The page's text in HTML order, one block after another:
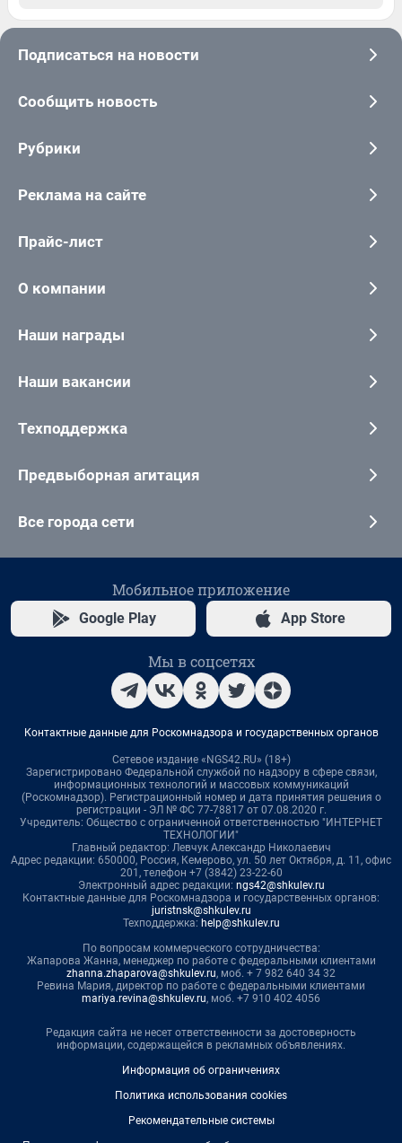
Подписаться на новости
Сообщить новость
Рубрики
Реклама на сайте
Прайс-лист
О компании
Наши награды
Наши вакансии
Техподдержка
Предвыборная агитация
Все города сети
Мобильное приложение
Google Play App Store
Мы в соцсетях
Контактные данные для Роскомнадзора и государственных органов
Сетевое издание «NGS42.RU» (18+)
Зарегистрировано Федеральной службой по надзору в сфере связи,
информационных технологий и массовых коммуникаций
(Роскомнадзор). Регистрационный номер и дата принятия решения о
регистрации - ЭЛ № ФС 77-78817 от 07.08.2020 г.
Учредитель: Общество с ограниченной ответственностью "ИНТЕРНЕТ
ТЕХНОЛОГИИ"
Главный редактор: Левчук Александр Николаевич
Адрес редакции: 650000, Россия, Кемерово, ул. 50 лет Октября, д. 11, офис
201, телефон +7 (3842) 23-22-60
Электронный адрес редакции: ngs42@shkulev.ru
Контактные данные для Роскомнадзора и государственных органов:
juristnsk@shkulev.ru
Техподдержка: help@shkulev.ru
По вопросам коммерческого сотрудничества:
Жапарова Жанна, менеджер по работе с федеральными клиентами
zhanna.zhaparova@shkulev.ru, моб. + 7 982 640 34 32
Ревина Мария, директор по работе с федеральными клиентами
mariya.revina@shkulev.ru, моб. +7 910 402 4056
Редакция сайта не несет ответственности за достоверность
информации, содержащейся в рекламных объявлениях.
Информация об ограничениях
Политика использования cookies
Рекомендательные системы